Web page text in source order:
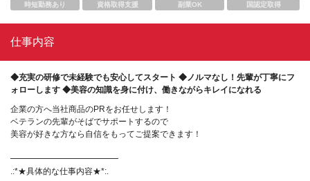
時短勤務あり
資格取得支援 副業OK 国認定取得
仕事内容
◆充実の研修で未経験でも安心してスタート ◆ノルマなし！先輩が丁寧にフ
ォローします ◆美容の知識を身に付け、働きながらキレイになれる
企業の方へ当社商品のPRをお任せします！
ベテランの先輩がそばでサポートするので
美容が好きな方なら自信をもってご提案できます！
━━━━━━━━━━━━━
.:*★具体的な仕事内容★*:.